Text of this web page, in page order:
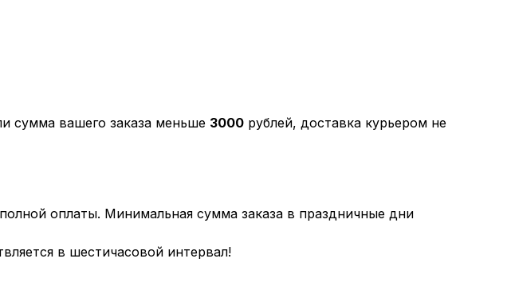
сумма вашего заказа меньше 3000 рублей, доставка курьером не
оплаты. Минимальная сумма заказа в праздничные дни
в шестичасовой интервал!